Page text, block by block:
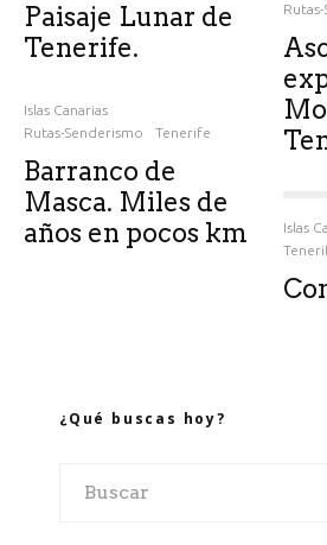
Paisaje Lunar de
Tenerife.
Islas Canarias
Rutas-Senderismo
Tenerife
Barranco de
Masca. Miles de
años en pocos km
Islas
¿Qué buscas hoy?